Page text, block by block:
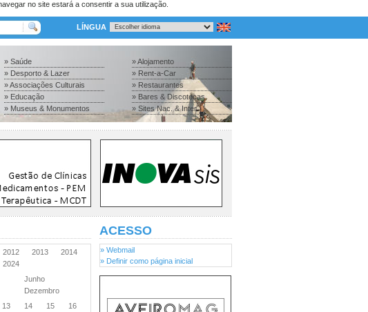
navegar no site estará a consentir a sua utilização.
LÍNGUA
» Saúde
» Desporto & Lazer
» Associações Culturais
» Educação
» Museus & Monumentos
» Alojamento
» Rent-a-Car
» Restaurantes
» Bares & Discotecas
» Sites Nac. & Inter.
2012 2013
2014
2024
Junho
Dezembro
13 14 15
16
ACESSO
» Webmail
» Definir como página inicial